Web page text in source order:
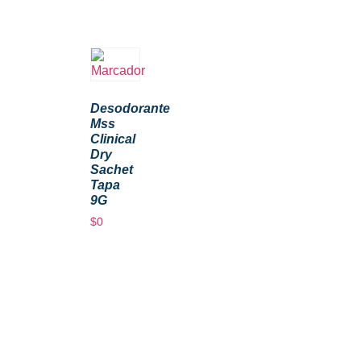
Desodorante
Mss
Clinical
Dry
Sachet
Tapa
9G
$0